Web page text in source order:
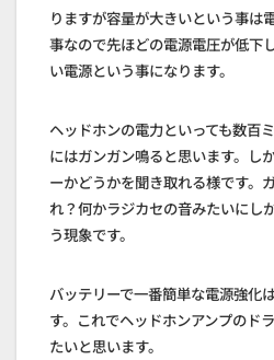
りますが容量が大きいという事は
事なので先ほどの電源電圧が低下
い電源という事になります。
ヘッドホンの電力といっても数百
にはガンガン鳴ると思います。し
ーかどうかを聞き取れる様です。
れ？何かラジカセの音みたいにし
う現象です。
バッテリーで一番簡単な電源強化
す。これでヘッドホンアンプのド
たいと思います。